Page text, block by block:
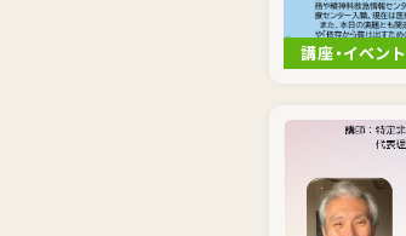
講座・イベント